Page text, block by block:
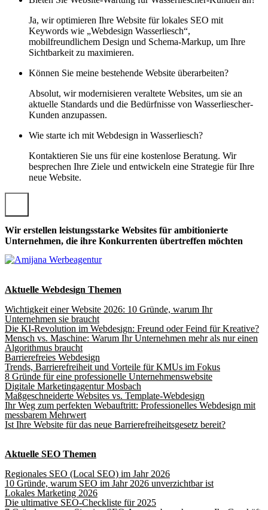
Ja, wir optimieren Ihre Website für lokales SEO mit
Keywords wie „Webdesign Wasserliesch“,
mobilfreundlichem Design und Schema-Markup, um Ihre
Sichtbarkeit zu maximieren.
Können Sie meine bestehende Website überarbeiten?
Absolut, wir modernisieren veraltete Websites, um sie an
aktuelle Standards und die Bedürfnisse von Wasserliescher-
Kunden anzupassen.
Wie starte ich mit Webdesign in Wasserliesch?
Kontaktieren Sie uns für eine kostenlose Beratung. Wir
besprechen Ihre Ziele und entwickeln eine Strategie für Ihre
neue Website.
Wir erstellen leistungsstarke Websites für ambitionierte
Unternehmen, die ihre Konkurrenten übertreffen möchten
Aktuelle Webdesign Themen
Wichtigkeit einer Website 2026: 10 Gründe, warum Ihr
Unternehmen sie braucht
Die KI-Revolution im Webdesign: Freund oder Feind für Kreative?
Mensch vs. Maschine: Warum Ihr Unternehmen mehr als nur einen
Algorithmus braucht
Barrierefreies Webdesign
Trends, Barrierefreiheit und Vorteile für KMUs im Fokus
8 Gründe für eine professionelle Unternehmenswebsite
Digitale Marketingagentur Mosbach
Maßgeschneiderte Websites vs. Template-Webdesign
Ihr Weg zum perfekten Webauftritt: Professionelles Webdesign mit
messbarem Mehrwert
Ist Ihre Website für das neue Barrierefreiheitsgesetz bereit?
Aktuelle SEO Themen
Regionales SEO (Local SEO) im Jahr 2026
10 Gründe, warum SEO im Jahr 2026 unverzichtbar ist
Lokales Marketing 2026
Die ultimative SEO-Checkliste für 2025